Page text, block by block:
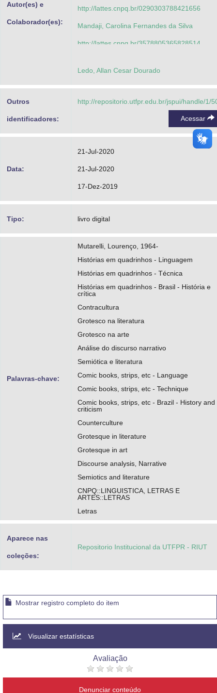
Autor(es) e
Colaborador(es):
http://lattes.cnpq.br/0290303788421656
Mandaji, Carolina Fernandes da Silva
http://lattes.cnpq.br/3578805365828514
Ledo, Allan Cesar Dourado
Outros
identificadores:
http://repositorio.utfpr.edu.br/jspui/handle/1/
Acessar
Data:
21-Jul-2020
21-Jul-2020
17-Dez-2019
Tipo: livro digital
Palavras-chave:
Mutarelli, Lourenço, 1964-
Histórias em quadrinhos - Linguagem
Histórias em quadrinhos - Técnica
Histórias em quadrinhos - Brasil - História e
crítica
Contracultura
Grotesco na literatura
Grotesco na arte
Análise do discurso narrativo
Semiótica e literatura
Comic books, strips, etc - Language
Comic books, strips, etc - Technique
Comic books, strips, etc - Brazil - History and
criticism
Counterculture
Grotesque in literature
Grotesque in art
Discourse analysis, Narrative
Semiotics and literature
CNPQ::LINGUISTICA, LETRAS E
ARTES::LETRAS
Letras
Aparece nas
coleções:
Repositorio Institucional da UTFPR - RIUT
Mostrar registro completo do item
Visualizar estatísticas
Avaliação
Denunciar conteúdo